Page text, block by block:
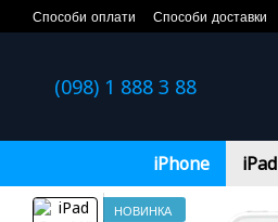
Перейти до основного контенту
Способи оплати Способи доставки
(098) 1 888 3 88
iPhone iPad
НОВИНКА